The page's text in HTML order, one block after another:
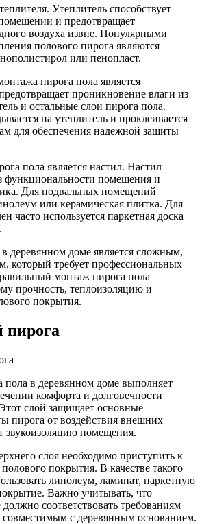
Утеплитель способствует
и предотвращает
воздуха извне. Популярными
полового пирога являются
или пенопласт.
пирога пола является
проникновение влаги из
и остальные слои пирога пола.
на утеплитель и проклеивается
для обеспечения надежной защиты
пола является настил. Настил
функциональности помещения и
Для подвальных помещений
или керамическая плитка. Для
часто используется паркетная доска
деревянном доме является сложным,
который требует профессиональных
монтаж пирога пола
прочность, теплоизоляцию и
покрытия.
пирога
пола в деревянном доме выполняет
комфорта и долговечности
слой защищает основные
пирога от воздействия внешних
звукоизоляцию помещения.
слоя необходимо приступить к
покрытия. В качестве такого
линолеум, ламинат, паркетную
Важно учитывать, что
соответствовать требованиям
совместимым с деревянным основанием.